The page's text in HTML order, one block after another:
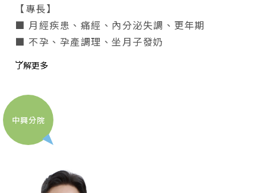
【專長】
■ 月經疾患、痛經、內分泌失調、更年期
■ 不孕、孕產調理、坐月子發奶
...
了解更多
中興分院